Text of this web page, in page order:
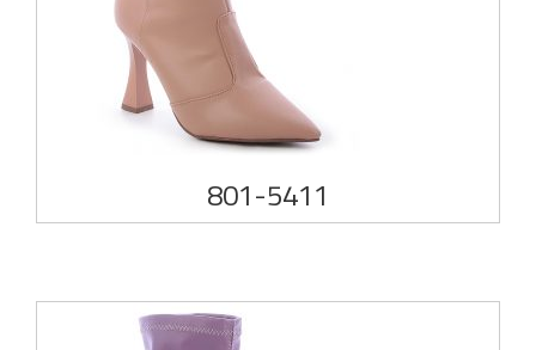
801-5411